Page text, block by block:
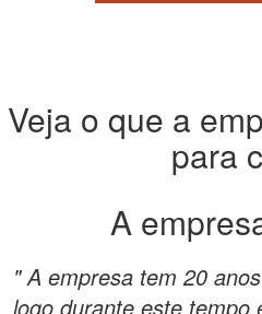
Veja o que a
para
A
" A empresa tem 20
logo durante este tempo